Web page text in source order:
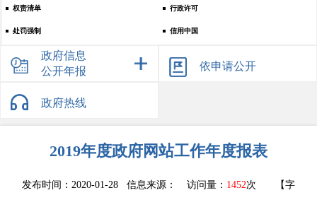
权责清单 行政许可
处罚强制 信用中国
重大决策预公开
公务员考录 议案提案
其他管理服务结果公示
政府信息
公开年报
依申请公开
政府热线
2019年度政府网站工作年度报表
发布时间：2020-01-28 信息来源： 访问量： 1452次
【字